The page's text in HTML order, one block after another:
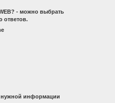
- можно выбрать
ответов.
нужной информации